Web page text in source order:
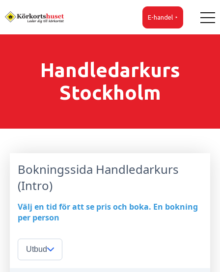
E-handel
Handledarkurs
Stockholm